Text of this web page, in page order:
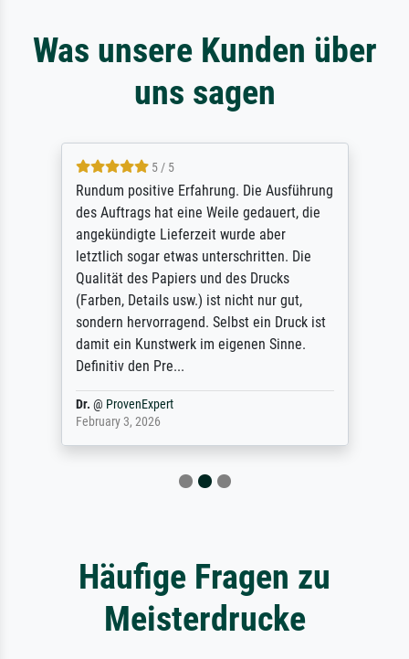
Was unsere Kunden über
uns sagen
5 / 5
Rundum positive Erfahrung. Die Ausführung
des Auftrags hat eine Weile gedauert, die
angekündigte Lieferzeit wurde aber
letztlich sogar etwas unterschritten. Die
Qualität des Papiers und des Drucks
(Farben, Details usw.) ist nicht nur gut,
sondern hervorragend. Selbst ein Druck ist
damit ein Kunstwerk im eigenen Sinne.
Definitiv den Pre...
Dr. @ ProvenExpert
February 3, 2026
Häufige Fragen zu
Meisterdrucke